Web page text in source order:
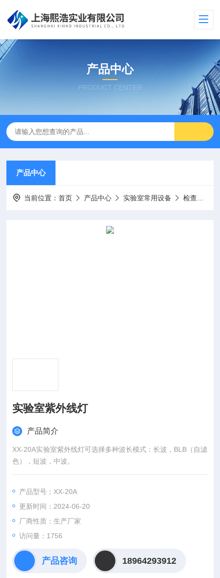
产品中心
PRODUCT CENTER
产品中心
当前位置：首页 产品中心 实验室常用设备 检查灯
实验室紫外线灯
产品简介
XX-20A实验室紫外线灯可选择多种波长模式：长波，BLB（自滤
色），短波，中波。
产品型号：XX-20A
更新时间：2024-06-20
厂商性质：生产厂家
访问量：1756
产品咨询 18964293912